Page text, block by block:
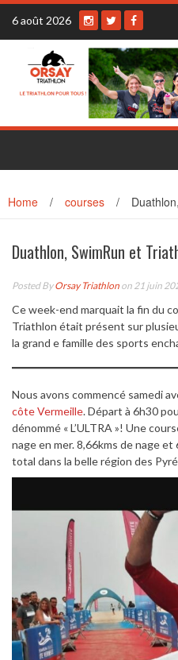
Skip
content
6 août 2026
Home / courses /
Duathlon, SwimRun et
Posted ByOrsay Triathlon on 21 juin
Ce week-end marquait la fin du
Triathlon était présent sur
la grand e famille des sports
Nous avons commencé samedi
côte Vermeille. Départ à 6h30
dénommé « L’ULTRA »! Une
nage en mer. 8,66kms de nage
total dans la belle région des